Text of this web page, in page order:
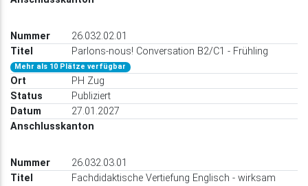
26.032.02.01
Parlons-nous! Conversation B2/C1 - Frühling
Mehr als 10 Plätze verfügbar
PH Zug
Publiziert
27.01.2027
26.032.03.01
Fachdidaktische Vertiefung Englisch - wirksam